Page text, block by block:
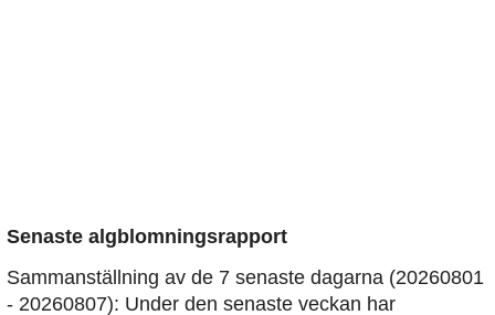
Senaste algblomningsrapport
Sammanställning av de 7 senaste dagarna (20260801
- 20260807): Under den senaste veckan har